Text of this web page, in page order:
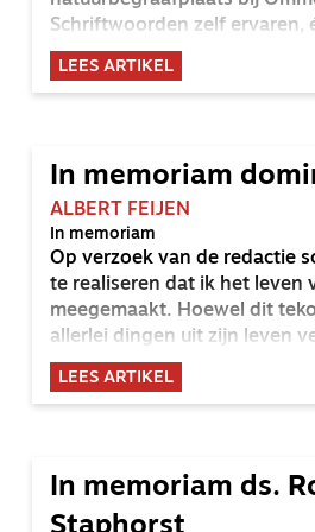
Schriftwoorden zelf ervaren,
heel korte typering van zijn
een in memoriam moet
dingen, liet zich ook niet
weg met God’.
LEES ARTIKEL
In memoriam
ALBERT FEIJEN
In memoriam
Op verzoek van de redactie
te realiseren dat ik het leven
meegemaakt. Hoewel dit
allerlei dingen uit zijn leven
bijvoorbeeld nauwelijks iets
meer een persoonlijk
LEES ARTIKEL
In memoriam ds.